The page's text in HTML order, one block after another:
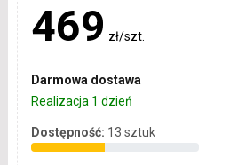
469 zł/szt.
Darmowa dostawa
Realizacja 1 dzień
Dostępność: 13 sztuk